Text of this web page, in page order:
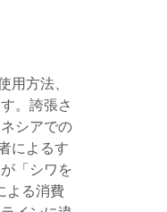
方法、
。誇張さ
シアでの
によるす
「シワを
よる消費